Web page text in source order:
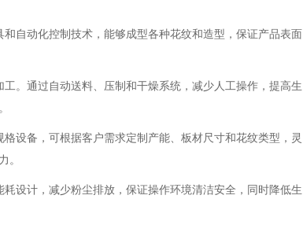
和自动化控制技术，能够成型各种花纹和造型，保证产品表面
。通过自动送料、压制和干燥系统，减少人工操作，提高生
设备，可根据客户需求定制产能、板材尺寸和花纹类型，灵
设计，减少粉尘排放，保证操作环境清洁安全，同时降低生